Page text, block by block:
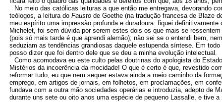
No meio das católicas leituras a que então me entregava, devorando
teólogos, a leitura do Fausto de Goethe (na tradução francesa de Blaze
meu espírito uma impressão profunda e duradoura: fiquei
Michelet, foi sem dúvida por serem estes dois os que mais se
(pois só mais tarde é que aprendi alemão); não sei se o entendi bem,
seduziam as tendências grandiosas daquele estupenda síntese. Em
posso dizer que foi dentro dele que se deu a minha evolução intelectual.
Como acomodava eu este culto pelas doutrinas do apologista do
Mistérios da incoerência da mocidade! O que é certo é que, revestido
reformar tudo, eu que nem sequer estava ainda a meio caminho da
emprego, em artigos de jornais, em folhetos, em proclamações, em
fundava com a outra mão sociedades operárias e introduzia, adepto de
durante uns sete ou oito anos uma espécie de pequeno Lassalle, e tive a